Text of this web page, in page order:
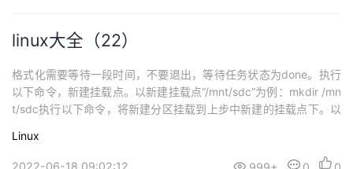
linux大全（22）
格式化需要等待一段时间，不要退出，等待任务状态为done。执行
以下命令，新建挂载点。以新建挂载点“/mnt/sdc”为例：mkdir /mn
t/sdc执行以下命令，将新建分区挂载到上步中新建的挂载点下。以
以下命令，查看挂载结果。df -TH表示新建分区“/dev/xvdb1”已挂
载至“/mnt/sdc...
Linux
2022-06-18 09:02:12